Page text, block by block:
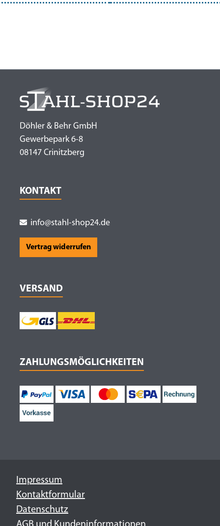
Döhler & Behr GmbH
Gewerbepark 6-8
08147 Crinitzberg
KONTAKT
info@stahl-shop24.de
Vertrag widerrufen
VERSAND
ZAHLUNGSMÖGLICHKEITEN
Impressum
Kontaktformular
Datenschutz